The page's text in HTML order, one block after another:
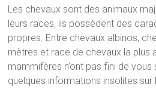
Les chevaux sont des animaux
leurs races, ils possèdent des
propres. Entre chevaux albinos,
mètres et race de chevaux la plus
mammifères n’ont pas fini de vous
quelques informations insolites sur